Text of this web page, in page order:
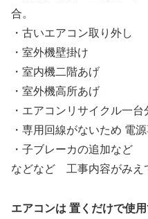
合。
・古いエアコン取り外し
・室外機壁掛け
・室内機二階あげ
・室外機高所あげ
・エアコンリサイクル一台
・専用回線がないため 電
・子ブレーカの追加など
などなど 工事内容がみえ
エアコンは 置くだけで使